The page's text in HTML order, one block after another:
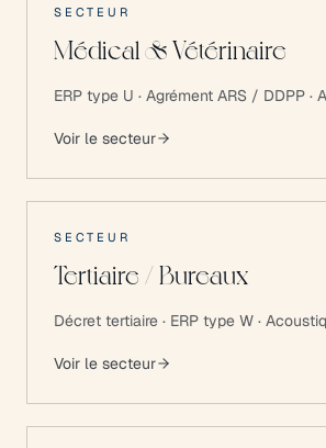
SECTEUR
Médical & Vétérinaire
ERP type U · Agrément ARS / DDPP ·
Voir le secteur
SECTEUR
Tertiaire / Bureaux
Décret tertiaire · ERP type W ·
Voir le secteur